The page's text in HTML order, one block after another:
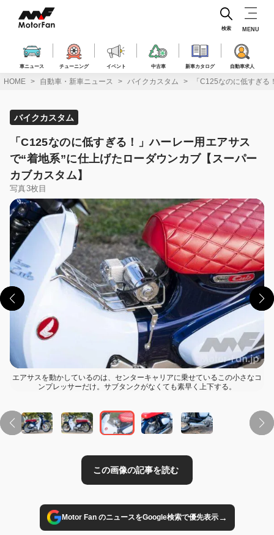
ス
車ニュース チューニング イベント 中古車 新車カタログ 自動車求人
検索 MENU
HOME 自動車・新車ニュース バイクカスタム 「C125なのに低すぎ
バイクカスタム
「C125なのに低すぎる！」ハーレー用エアサス
で“着地系”に仕上げたローダウンカブ【スーパー
カブカスタム】
写真3枚目
エアサスを動かしているのは、センターキャリアに乗せているこの小さなコ
ンプレッサーだけ。サブタンクがなくても素早く上下する。
この画像の記事を読む
Motor Fan のニュースをGoogle検索で優先表示→